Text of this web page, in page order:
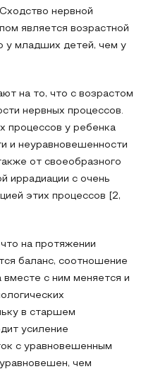
нервной
является возрастной
у младших детей, чем у
на то, что с возрастом
нервных процессов.
процессов у ребенка
и неуравновешенности
от своеобразного
иррадиации с очень
этих процессов [2,
на протяжении
баланс, соотношение
вместе с ним меняется и
в старшем
усиление
с уравновешенным
чем